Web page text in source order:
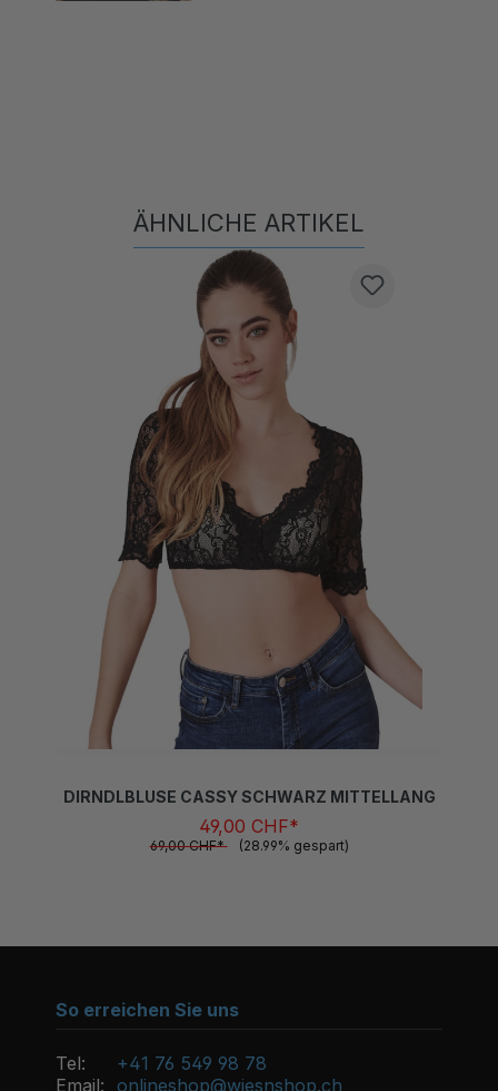
Produktgalerie überspringen
49,00 CHF*
69,00 CHF* (28.99% gespart)
So erreichen Sie uns
Tel:
+41 76 549 98 78
Email: onlineshop@wiesnshop.ch